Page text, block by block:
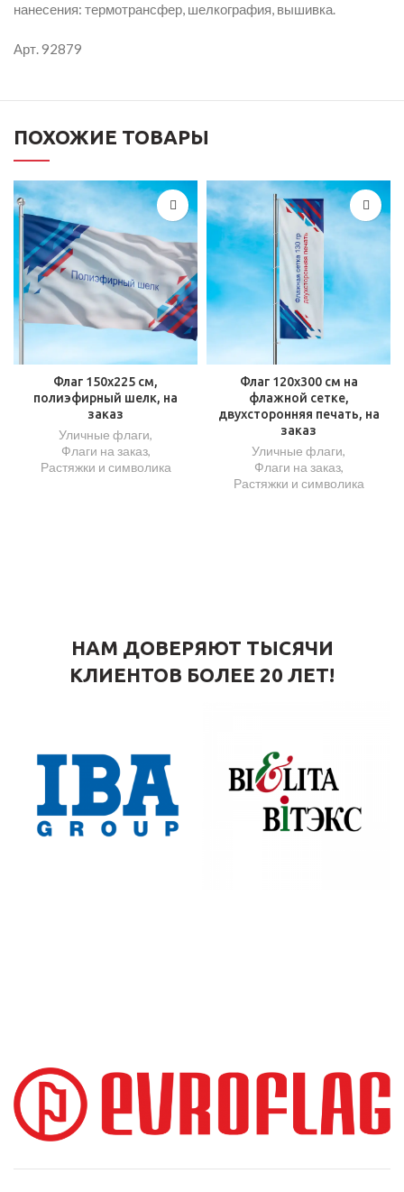
нанесения: термотрансфер, шелкография, вышивка.
Арт. 92879
ПОХОЖИЕ ТОВАРЫ
Флаг 150х225 см,
полиэфирный шелк, на
заказ
Уличные флаги,
Флаги на заказ,
Растяжки и символика
Флаг 120х300 см на
флажной сетке,
двухсторонняя печать, на
заказ
Уличные флаги,
Флаги на заказ,
Растяжки и символика
НАМ ДОВЕРЯЮТ ТЫСЯЧИ
КЛИЕНТОВ БОЛЕЕ 20 ЛЕТ!